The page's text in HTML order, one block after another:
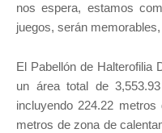
nos espera, estamos
juegos, serán
El Pabellón de Halterofilia
un área total de
incluyendo 224.22
metros de zona de